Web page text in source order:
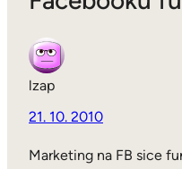
lzap
21. 10. 2010
Marketing na FB sice